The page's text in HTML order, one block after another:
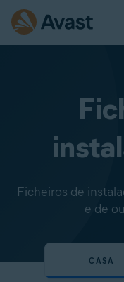
Ficheiros de
e de
CASA